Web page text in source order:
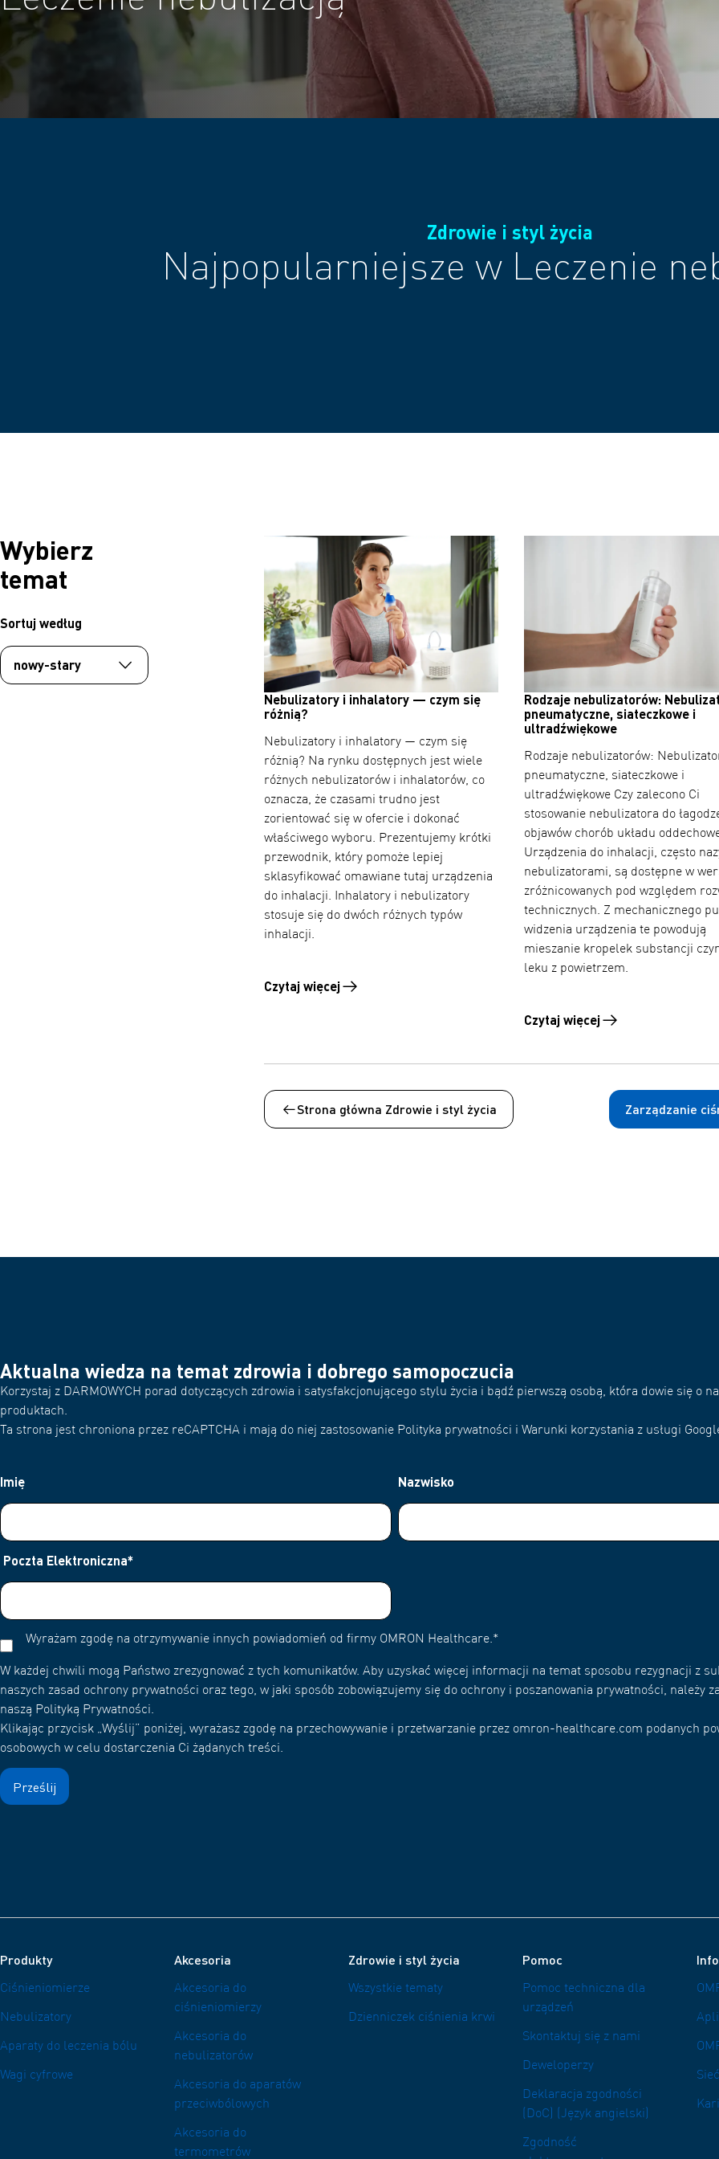
Zdrowie i styl życia
Najpopularniejsze w Leczenie
Wybierz
temat
Sortuj według
Nebulizatory i inhalatory — czym się
różnią?
Nebulizatory i inhalatory — czym się
różnią? Na rynku dostępnych jest wiele
różnych nebulizatorów i inhalatorów, co
oznacza, że czasami trudno jest
zorientować się w ofercie i dokonać
właściwego wyboru. Prezentujemy krótki
przewodnik, który pomoże lepiej
sklasyfikować omawiane tutaj urządzenia
do inhalacji. Inhalatory i nebulizatory
stosuje się do dwóch różnych typów
inhalacji.
Czytaj więcej
Czytaj więcej o Nebulizatory i inhalatory — czym się różnią?
Rodzaje nebulizatorów:
pneumatyczne, siateczkowe i
ultradźwiękowe
Rodzaje nebulizatorów:
pneumatyczne, siateczkowe i
ultradźwiękowe Czy zalecono Ci
stosowanie nebulizatora do
objawów chorób układu
Urządzenia do inhalacji, często
nebulizatorami, są dostępne w
zróżnicowanych pod względem
technicznych. Z mechanicznego
widzenia urządzenia te powodują
mieszanie kropelek substancji
leku z powietrzem.
Czytaj więcej
Czytaj więcej o Rodzaje
Strona główna Zdrowie i styl życia Zarządzanie
Aktualna wiedza na temat zdrowia i dobrego samopoczucia
Korzystaj z DARMOWYCH porad dotyczących zdrowia i satysfakcjonującego stylu życia i bądź pierwszą osobą, która dowie się o
produktach.
Ta strona jest chroniona przez reCAPTCHA i mają do niej zastosowanie Polityka prywatności i Warunki korzystania z usługi
Imię Nazwisko
Poczta Elektroniczna*
Wyrażam zgodę na otrzymywanie innych powiadomień od firmy OMRON Healthcare.*
W każdej chwili mogą Państwo zrezygnować z tych komunikatów. Aby uzyskać więcej informacji na temat sposobu rezygnacji z
naszych zasad ochrony prywatności oraz tego, w jaki sposób zobowiązujemy się do ochrony i poszanowania prywatności, należy
naszą Polityką Prywatności.
Klikając przycisk „Wyślij” poniżej, wyrażasz zgodę na przechowywanie i przetwarzanie przez omron-healthcare.com podanych
osobowych w celu dostarczenia Ci żądanych treści.
Produkty
Ciśnieniomierze
Nebulizatory
Aparaty do leczenia bólu
Wagi cyfrowe
Akcesoria
Akcesoria do
ciśnieniomierzy
Akcesoria do
nebulizatorów
Akcesoria do aparatów
przeciwbólowych
Akcesoria do
termometrów
Zdrowie i styl życia
Wszystkie tematy
Dzienniczek ciśnienia krwi
Pomoc
Pomoc techniczna dla
urządzeń
Skontaktuj się z nami
Deweloperzy
Deklaracja zgodności
(DoC) (Język angielski)
Zgodność